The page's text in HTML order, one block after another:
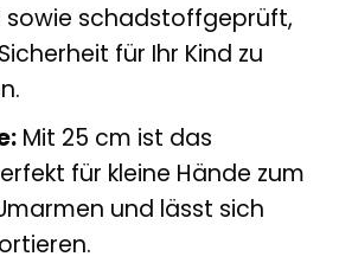
schadstoffgeprüft,
für Ihr Kind zu
Mit 25 cm ist das
für kleine Hände zum
und lässt sich